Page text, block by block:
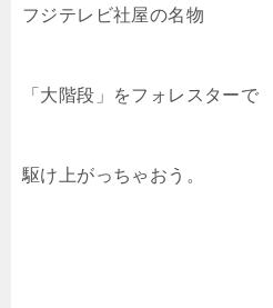
フジテレビ社屋の名物
「大階段」をフォレスターで
駆け上がっちゃおう。